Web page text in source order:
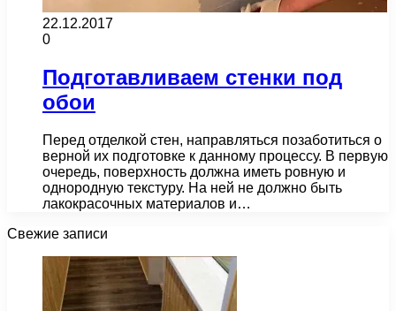
22.12.2017
0
Подготавливаем стенки под
обои
Перед отделкой стен, направляться позаботиться о
верной их подготовке к данному процессу. В первую
очередь, поверхность должна иметь ровную и
однородную текстуру. На ней не должно быть
лакокрасочных материалов и…
Свежие записи